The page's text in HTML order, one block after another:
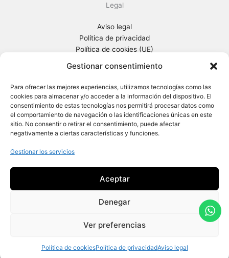
Gestionar consentimiento
Para ofrecer las mejores experiencias, utilizamos tecnologías como las
cookies para almacenar y/o acceder a la información del dispositivo. El
consentimiento de estas tecnologías nos permitirá procesar datos como
el comportamiento de navegación o las identificaciones únicas en este
sitio. No consentir o retirar el consentimiento, puede afectar
negativamente a ciertas características y funciones.
Gestionar los servicios
Aceptar
Denegar
Ver preferencias
Política de cookiesPolítica de privacidadAviso legal
Legal
Aviso legal
Política de privacidad
Política de cookies (UE)
Ctra. Sta Creu de Calafell, 65-67
08830 Sant Boi de Llobregat (Barcelona)
Tel. 93 652 96 80
Solvento Consulting